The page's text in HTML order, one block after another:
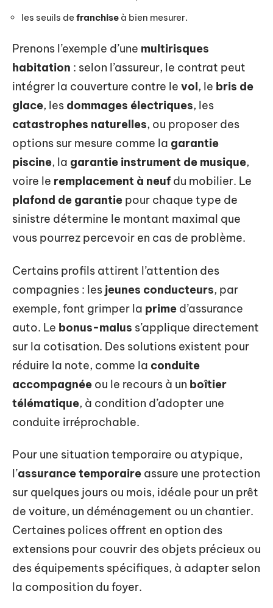
les seuils de franchise à bien mesurer.
Prenons l’exemple d’une multirisques
habitation : selon l’assureur, le contrat peut
intégrer la couverture contre le vol, le bris de
glace, les dommages électriques, les
catastrophes naturelles, ou proposer des
options sur mesure comme la garantie
piscine, la garantie instrument de musique,
voire le remplacement à neuf du mobilier. Le
plafond de garantie pour chaque type de
sinistre détermine le montant maximal que
vous pourrez percevoir en cas de problème.
Certains profils attirent l’attention des
compagnies : les jeunes conducteurs, par
exemple, font grimper la prime d’assurance
auto. Le bonus-malus s’applique directement
sur la cotisation. Des solutions existent pour
réduire la note, comme la conduite
accompagnée ou le recours à un boîtier
télématique, à condition d’adopter une
conduite irréprochable.
Pour une situation temporaire ou atypique,
l’assurance temporaire assure une protection
sur quelques jours ou mois, idéale pour un prêt
de voiture, un déménagement ou un chantier.
Certaines polices offrent en option des
extensions pour couvrir des objets précieux ou
des équipements spécifiques, à adapter selon
la composition du foyer.